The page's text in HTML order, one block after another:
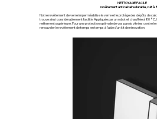
NETTOYAGE FACILE
revêtement anticalcaire durable, cuit à
Notre revêtement de verre imperméabilise le verre et le protège des dépôts de
trouve ainsi considérablement facilité. Appliquée par un robot et chauffée à 80 °C,
nettement supérieure. Pour une protection optimale de vos parois vitrées contre
renouveler le revêtement de temps en temps à l'aide d'un kit de rénovation.